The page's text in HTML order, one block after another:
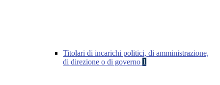
Titolari di incarichi politici, di amministrazione,
di direzione o di governo 1